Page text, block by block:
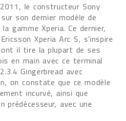
le constructeur Sony
son dernier modèle de
gamme Xperia. Ce dernier,
Xperia Arc S, s’inspire
il tire la plupart de ses
en main avec ce terminal
Gingerbread avec
on constate que ce modèle
incurvé, ainsi que
prédécesseur, avec une